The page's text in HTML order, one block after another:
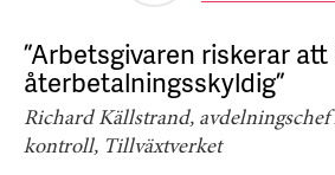
”Arbetsgivaren riskerar att
återbetalningsskyldig”
Richard Källstrand, avdelningschef
kontroll, Tillväxtverket